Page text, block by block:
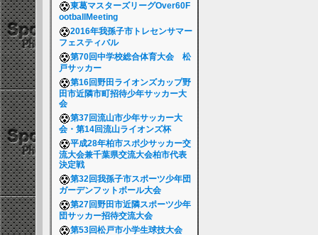
東葛マスターズリーグOver60F
ootballMeeting
2016年我孫子市トレセンサマー
フェスティバル
第70回中学校総合体育大会 松
戸サッカー
第16回野田ライオンズカップ野
田市近隣市町招待少年サッカー大
会
第37回流山市少年サッカー大
会・第14回流山ライオンズ杯
平成28年柏市スポ少サッカー交
流大会兼千葉県交流大会柏市代表
決定戦
第32回我孫子市スポーツ少年団
ガーデンフットボール大会
第27回野田市近隣スポーツ少年
団サッカー招待交流大会
第53回松戸市小学生球技大会